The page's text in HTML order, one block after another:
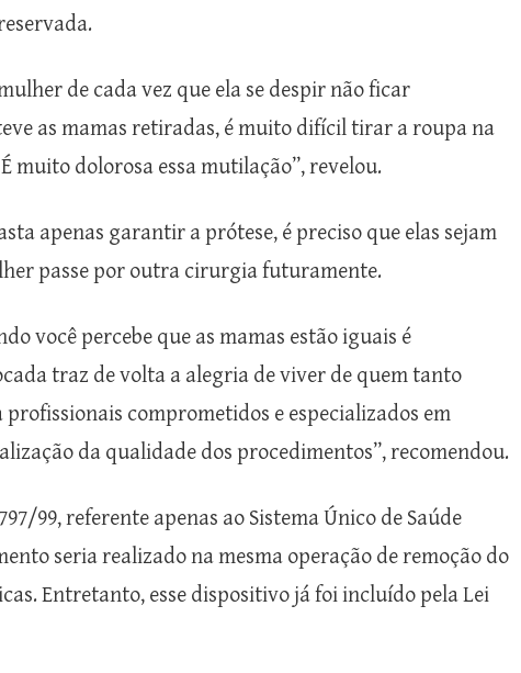
de cada vez que ela se despir não ficar
as mamas retiradas, é muito difícil tirar a roupa na
muito dolorosa essa mutilação”, revelou.
apenas garantir a prótese, é preciso que elas sejam
passe por outra cirurgia futuramente.
você percebe que as mamas estão iguais é
traz de volta a alegria de viver de quem tanto
profissionais comprometidos e especializados em
da qualidade dos procedimentos”, recomendou.
99, referente apenas ao Sistema Único de Saúde
seria realizado na mesma operação de remoção do
Entretanto, esse dispositivo já foi incluído pela Lei